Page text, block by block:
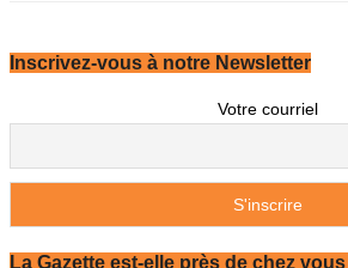
Inscrivez-vous à notre Newsletter
Votre courriel
La Gazette est-elle près de chez vous